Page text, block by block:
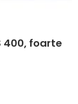
400, foarte